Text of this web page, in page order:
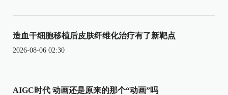
造血干细胞移植后皮肤纤维化治疗有了新靶点
2026-08-06 02:30
AIGC时代 动画还是原来的那个“动画”吗